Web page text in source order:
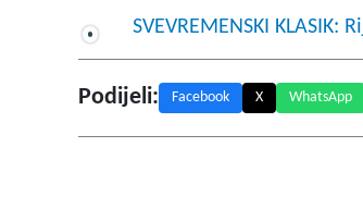
SVEVREMENSKI
Podijeli: Facebook X WhatsApp